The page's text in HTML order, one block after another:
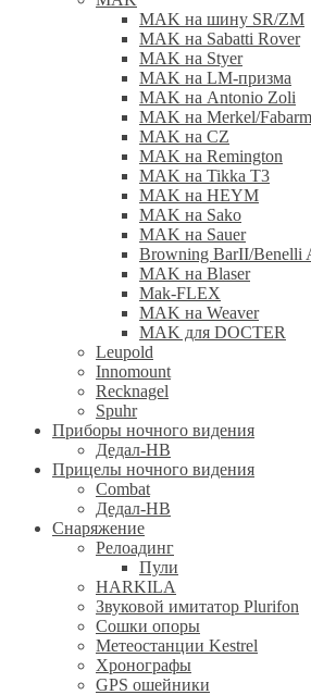
MAK на шину SR/ZM
MAK на Sabatti Rover
MAK на Styer
MAK на LM-призма
MAK на Antonio Zoli
MAK на Merkel/Fabarm
MAK на CZ
MAK на Remington
MAK на Tikka T3
MAK на HEYM
MAK на Sako
MAK на Sauer
Browning BarII/Benelli
MAK на Blaser
Mak-FLEX
MAK на Weaver
MAK для DOCTER
Leupold
Innomount
Recknagel
Spuhr
Приборы ночного видения
Дедал-НВ
Прицелы ночного видения
Combat
Дедал-НВ
Снаряжение
Релоадинг
Пули
HARKILA
Звуковой имитатор Plurifon
Сошки опоры
Метеостанции Kestrel
Хронографы
GPS ошейники